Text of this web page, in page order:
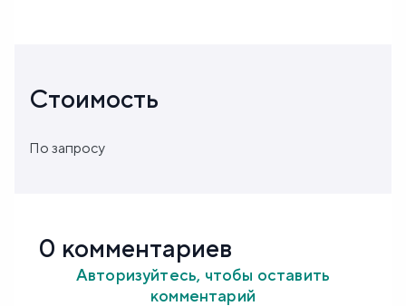
Стоимость
По запросу
0 комментариев
Авторизуйтесь, чтобы оставить
комментарий